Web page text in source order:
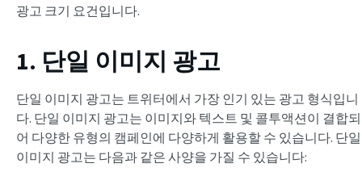
광고 크기 요건입니다.
1. 단일 이미지 광고
단일 이미지 광고는 트위터에서 가장 인기 있는 광고 형식입니
다. 단일 이미지 광고는 이미지와 텍스트 및 콜투액션이 결합되
어 다양한 유형의 캠페인에 다양하게 활용할 수 있습니다. 단일
이미지 광고는 다음과 같은 사양을 가질 수 있습니다: